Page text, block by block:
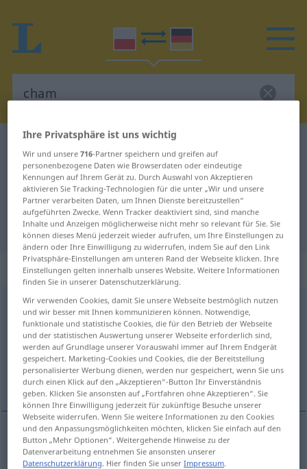
Polnisch-Deutsch Wörterbuch
Polnisch-Deutsch Übersetzung für
"cham"
"cham" Deutsch Übersetzung
„cham“: rodzaj męski
chamm <-a;-y> UMG
Übersicht aller Übersetzungen
(Für mehr Details die Übersetzung anklicken/antippen)
Rüpel, Grobian, Prolet
Rüpelm cham PEJ
Ihre Privatsphäre ist uns wichtig
Wir und unsere716-Partner speichern und greifen auf
personenbezogene Daten wie Browserdaten oder eindeutige
Kennungen auf Ihrem Gerät zu. Durch Auswahl von Akzeptieren
aktivieren Sie Tracking-Technologien für die unter „Wir und unsere
Partner verarbeiten Daten, um Ihnen Dienste bereitzustellen“
aufgeführten Zwecke. Wenn Tracker deaktiviert sind, sind manche
Inhalte und Anzeigen möglicherweise nicht mehr so relevant für Sie. Sie
können dieses Menü jederzeit wieder aufrufen, um Ihre Einstellungen zu
ändern oder Ihre Einwilligung zu widerrufen, indem Sie auf den Link
Privatsphäre-Einstellungen am unteren Rand der Webseite klicken. Ihre
Einstellungen gelten innerhalb unseres Website. Weitere Informationen
finden Sie in unserer Datenschutzerklärung.
Wir verwenden Cookies, damit Sie unsere Webseite bestmöglich nutzen
und wir besser mit Ihnen kommunizieren können. Notwendige,
funktionale und statistische Cookies, die für den Betrieb der Webseite
und der statistischen Auswertung unserer Webseite erforderlich sind,
werden auf Grundlage unserer Vorauswahl immer auf Ihrem Endgerät
gespeichert. Marketing-Cookies und Cookies, die der Bereitstellung
personalisierter Werbung dienen, werden nur gespeichert, wenn Sie uns
durch einen Klick auf den „Akzeptieren“-Button Ihr Einverständnis
geben. Klicken Sie ansonsten auf „Fortfahren ohne Akzeptieren“. Sie
können Ihre Einwilligung jederzeit für zukünftige Besuche unserer
Webseite widerrufen. Wenn Sie weitere Informationen zu den Cookies
und den Anpassungsmöglichkeiten möchten, klicken Sie einfach auf den
Button „Mehr Optionen“. Weitergehende Hinweise zu der
Datenverarbeitung entnehmen Sie ansonsten unserer
Datenschutzerklärung. Hier finden Sie unserImpressum.